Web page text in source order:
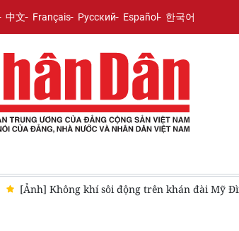
中文 Français Русский Español 한국어
[Ảnh] Không khí sôi động trên khán đài Mỹ